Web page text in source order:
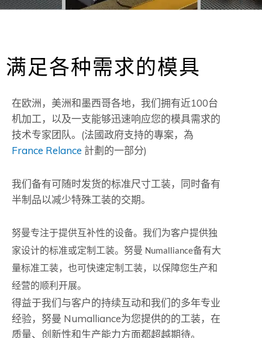
满足各种需求的模具
在欧洲，美洲和墨西哥各地，我们拥有近100台
机加工，以及一支能够迅速响应您的模具需求的
技术专家团队。(法國政府支持的專案，為
France Relance 計劃的一部分)
我们备有可随时发货的标准尺寸工装，同时备有
半制品以减少特殊工装的交期。
努曼专注于提供互补性的设备。我们为客户提供独
家设计的标准或定制工装。努曼 Numalliance备有大
量标准工装，也可快速定制工装，以保障您生产和
经营的顺利开展。
得益于我们与客户的持续互动和我们的多年专业
经验，努曼 Numalliance为您提供的的工装，在
质量、创新性和生产能力方面都超越期待。